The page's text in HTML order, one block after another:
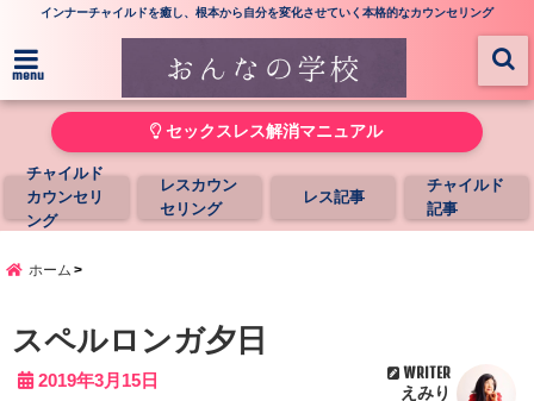
インナーチャイルドを癒し、根本から自分を変化させていく本格的なカウンセリング
menu
セックスレス解消マニュアル
チャイルド
カウンセリ
ング
レスカウン
セリング
レス記事
チャイルド
記事
ホーム
スペルロンガ夕日
2019年3月15日 WRITER
えみり